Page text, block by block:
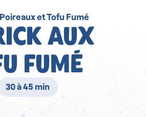
et Tofu Fumé
AUX
FUMÉ
30 à 45 min